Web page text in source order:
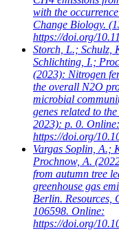
with the
Change Biology.
https://doi.org/
Storch, L.; Schulz,
Schlichting, I.;
(2023): Nitrogen
the overall N2O
microbial
genes related to
2023): p. 0. Online:
https://doi.org/
Vargas Soplin, A.;
Prochnow, A.
from autumn tree
greenhouse gas
Berlin. Resources,
106598. Online:
https://doi.org/